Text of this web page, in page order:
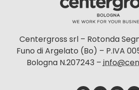
Centergross srl – Rotonda
Funo di Argelato (Bo) – P.IVA
Bologna N.207243 –